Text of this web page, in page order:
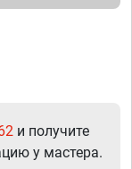
и получите
у мастера.